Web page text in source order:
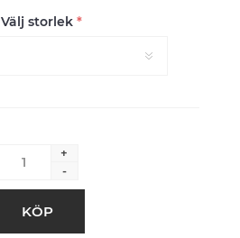
Välj storlek *
+
-
KÖP